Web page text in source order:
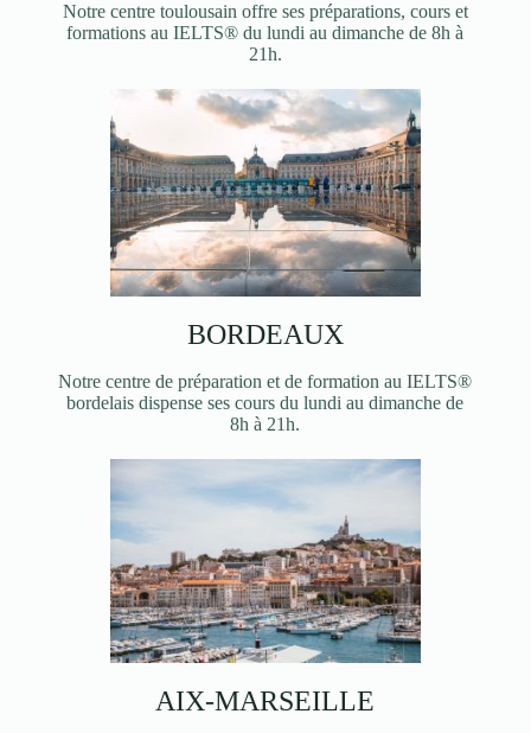
Notre centre toulousain offre ses préparations, cours et
formations au IELTS® du lundi au dimanche de 8h à
21h.
BORDEAUX
Notre centre de préparation et de formation au IELTS®
bordelais dispense ses cours du lundi au dimanche de
8h à 21h.
AIX-MARSEILLE